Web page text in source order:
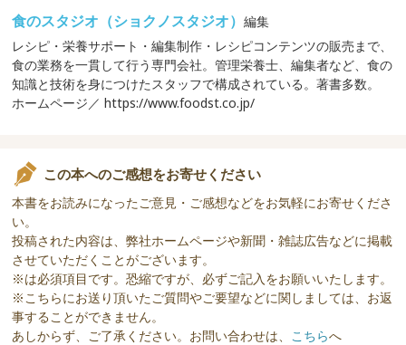
食のスタジオ（ショクノスタジオ）編集
レシピ・栄養サポート・編集制作・レシピコンテンツの販売まで、
食の業務を一貫して行う専門会社。管理栄養士、編集者など、食の
知識と技術を身につけたスタッフで構成されている。著書多数。
ホームページ／ https://www.foodst.co.jp/
この本へのご感想をお寄せください
本書をお読みになったご意見・ご感想などをお気軽にお寄せくださ
い。
投稿された内容は、弊社ホームページや新聞・雑誌広告などに掲載
させていただくことがございます。
※は必須項目です。恐縮ですが、必ずご記入をお願いいたします。
※こちらにお送り頂いたご質問やご要望などに関しましては、お返
事することができません。
あしからず、ご了承ください。お問い合わせは、 こちらへ